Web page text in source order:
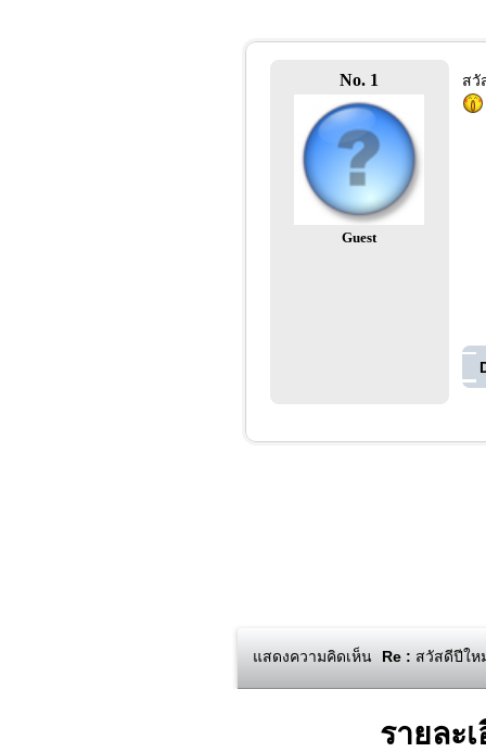
No. 1
Guest
สวั
แสดงความคิดเห็น Re : สวัสดีปีใ
รายละ